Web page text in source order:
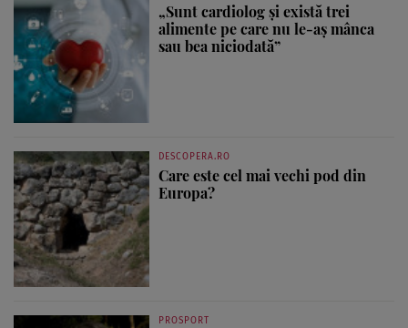
„Sunt cardiolog și există trei
alimente pe care nu le-aș mânca
sau bea niciodată”
DESCOPERA.RO
Care este cel mai vechi pod din
Europa?
PROSPORT